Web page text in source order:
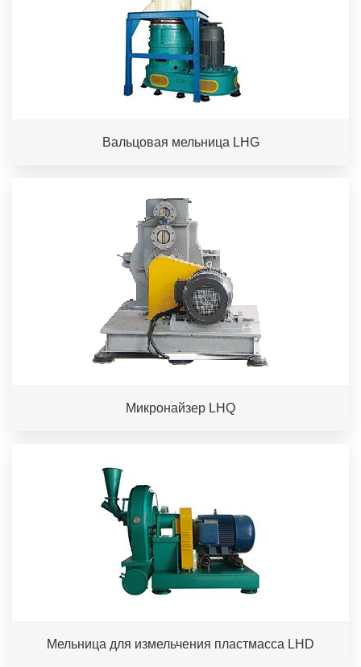
Вальцовая мельница LHG
Микронайзер LHQ
Мельница для измельчения пластмасса LHD